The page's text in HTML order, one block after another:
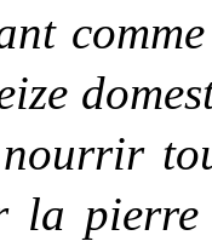
nourrir
la pierre